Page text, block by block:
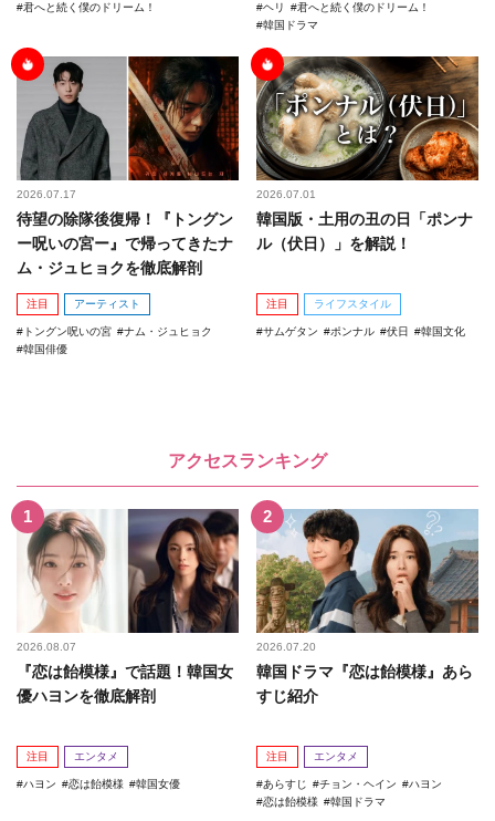
君へと続く僕のドリーム！
ヘリ
君へと続く僕のドリーム！
韓国ドラマ
2026.07.17
待望の除隊後復帰！『トングン
ー呪いの宮ー』で帰ってきたナ
ム・ジュヒョクを徹底解剖
注目 アーティスト
トングン呪いの宮
ナム・ジュヒョク
韓国俳優
2026.07.01
韓国版・土用の丑の日「ポンナ
ル（伏日）」を解説！
注目 ライフスタイル
サムゲタン ポンナル 伏日 韓国文化
アクセスランキング
2026.08.07
『恋は飴模様』で話題！韓国女
優ハヨンを徹底解剖
注目 エンタメ
ハヨン 恋は飴模様 韓国女優
2026.07.20
韓国ドラマ『恋は飴模様』あら
すじ紹介
注目 エンタメ
あらすじ チョン・ヘイン
ハヨン
恋は飴模様
韓国ドラマ